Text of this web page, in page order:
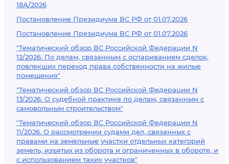
18А/2026
Постановление Президиума ВС РФ от 01.07.2026
Постановление Президиума ВС РФ от 01.07.2026
"Тематический обзор ВС Российской Федерации N
12/2026. По делам, связанным с оспариванием сделок,
повлекших переход права собственности на жилые
помещения"
"Тематический обзор ВС Российской Федерации N
13/2026. О судебной практике по делам, связанным с
самовольным строительством"
"Тематический обзор ВС Российской Федерации N
11/2026. О рассмотрении судами дел, связанных с
правами на земельные участки отдельных категорий
земель, изъятых из оборота и ограниченных в обороте, и
с использованием таких участков"